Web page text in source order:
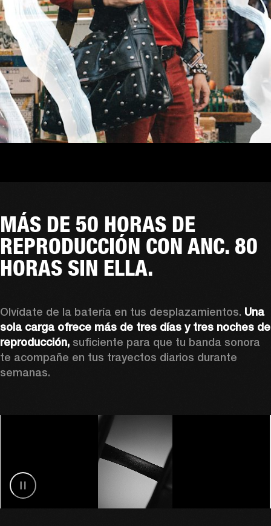
MÁS DE 50 HORAS DE
REPRODUCCIÓN CON ANC. 80
HORAS SIN ELLA.
Olvídate de la batería en tus desplazamientos. Una
sola carga ofrece más de tres días y tres noches de
reproducción, suficiente para que tu banda sonora
te acompañe en tus trayectos diarios durante
semanas.